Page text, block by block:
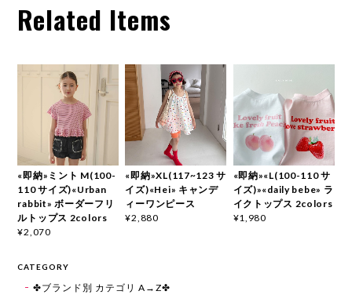
Related Items
«即納»ミント M(100-
110 サイズ)«Urban
rabbit» ボーダーフリ
ルトップス 2colors
¥2,070
«即納»XL(117~123 サ
イズ)«Hei» キャンデ
ィーワンピース
¥2,880
«即納»«L(100-110 サ
イズ)»«daily bebe» ラ
イクトップス 2colors
¥1,980
CATEGORY
✤ブランド別 カテゴリ A→Z✤